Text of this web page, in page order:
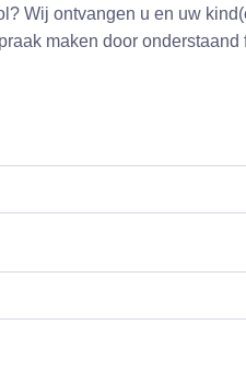
Wij ontvangen u en uw
maken door onderstaand